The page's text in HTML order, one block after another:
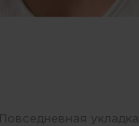
Повседневная укладка